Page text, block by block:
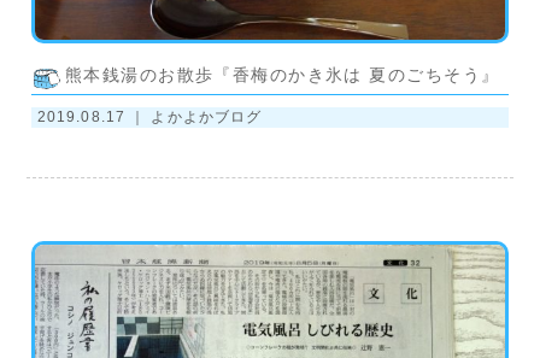
熊本銭湯のお散歩『香梅のかき氷は 夏のごちそう』
2019.08.17 ｜ よかよかブログ